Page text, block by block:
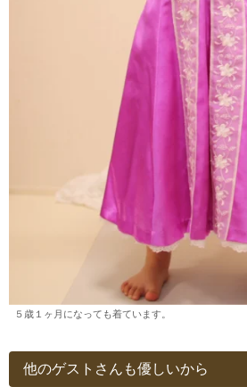
５歳１ヶ月になっても着ています。
他のゲストさんも優しいから